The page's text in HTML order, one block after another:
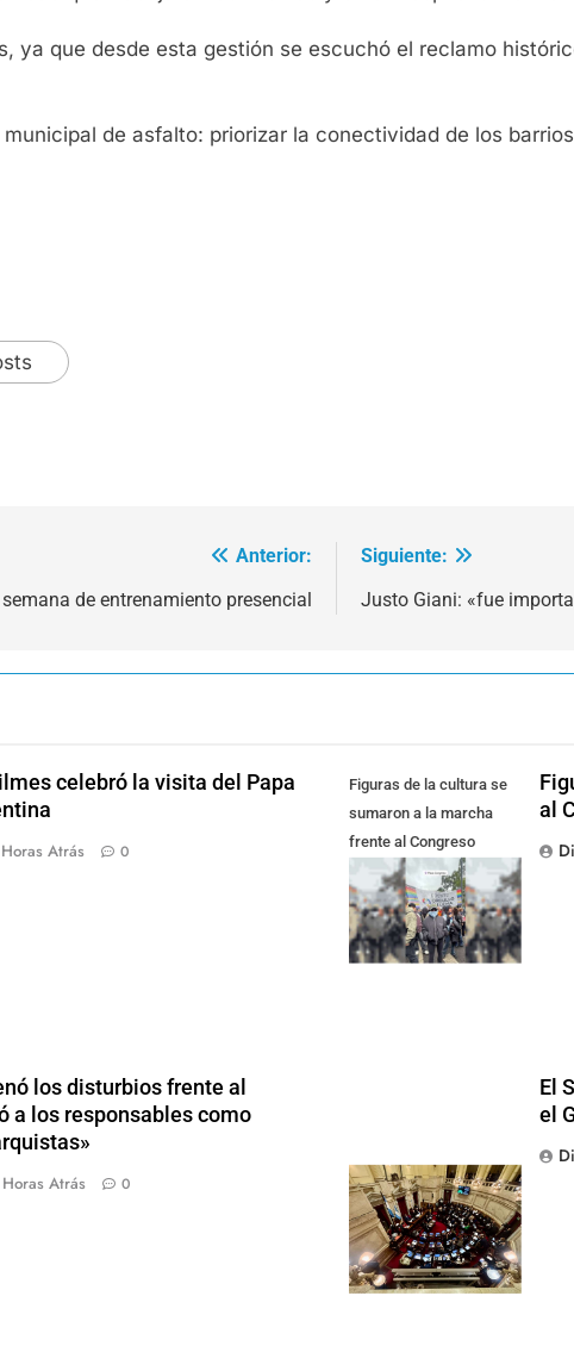
ya que desde esta gestión se escuchó el reclamo
de asfalto: priorizar la conectividad de los
Anterior:
de entrenamiento presencial
Siguiente:
Justo Giani: «fue
celebró la visita del Papa
Atrás 0
Figuras de la cultura se
sumaron a la marcha
frente al Congreso
contra la Ley de
Propiedad Privada
al
los disturbios frente al
a los responsables como
Atrás 0
El
el